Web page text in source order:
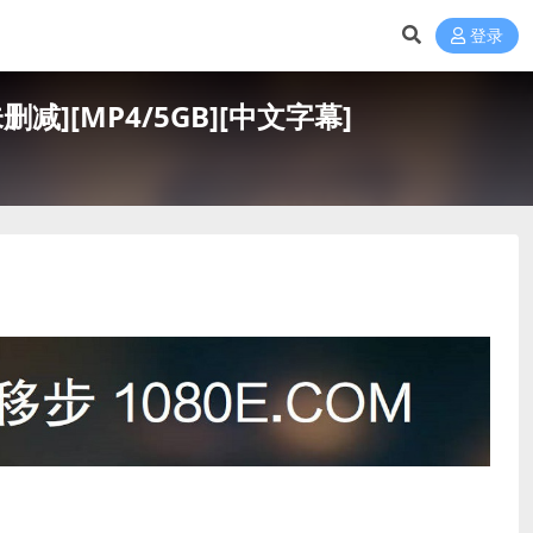
登录
减][MP4/5GB][中文字幕]